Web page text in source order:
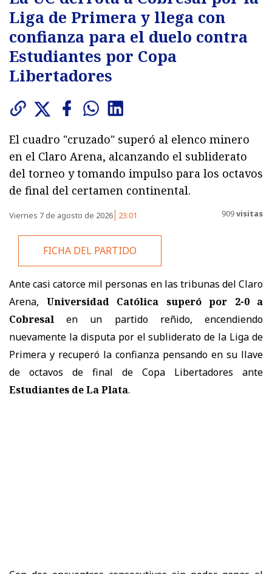
Liga de Primera y llega con
confianza para el duelo contra
Estudiantes por Copa
Libertadores
El cuadro "cruzado" superó al elenco minero
en el Claro Arena, alcanzando el subliderato
del torneo y tomando impulso para los octavos
de final del certamen continental.
Viernes 7 de agosto de 2026 23:01 909visitas
FICHA DEL PARTIDO
Ante casi catorce mil personas en las tribunas del Claro
Arena, Universidad Católica superó por 2-0 a
Cobresal en un partido reñido, encendiendo
nuevamente la disputa por el subliderato de la Liga de
Primera y recuperó la confianza pensando en su llave
de octavos de final de Copa Libertadores ante
Estudiantes de La Plata.